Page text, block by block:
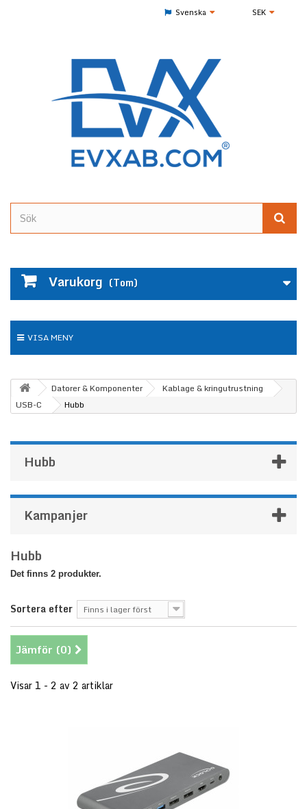
SEK
Svenska
Varukorg (Tom)
VISA MENY
Datorer & Komponenter
Kablage & kringutrustning
USB-C
Hubb
Hubb
Kampanjer
Hubb
Det finns 2 produkter.
Sortera efter Finns i lager först
Jämför (0)
Visar 1 - 2 av 2 artiklar